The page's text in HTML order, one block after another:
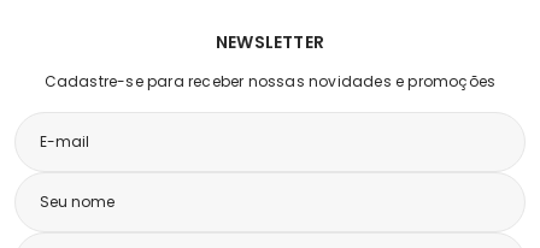
NEWSLETTER
Cadastre-se para receber nossas novidades e promoções